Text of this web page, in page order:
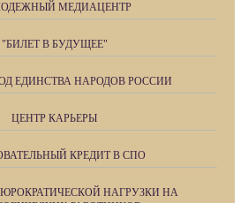
МЕДИАЦЕНТР
"БИЛЕТ В БУДУЩЕЕ"
ЕДИНСТВА НАРОДОВ РОССИИ
ЦЕНТР КАРЬЕРЫ
КРЕДИТ В СПО
НАГРУЗКИ НА